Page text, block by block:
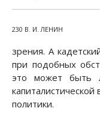
230 В. И. ЛЕНИН
зрения. А
при подобных
это может быть
политики.